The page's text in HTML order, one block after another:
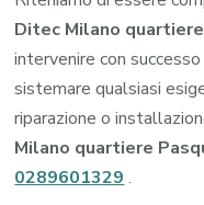
Ditec Milano
intervenire con
sistemare qualsiasi
riparazione o
Milano quartiere
0289601329 .